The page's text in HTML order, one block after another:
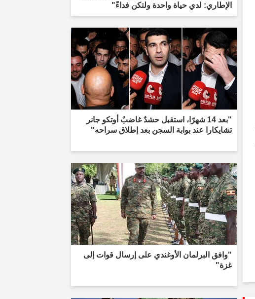
الإطاري: لدي حياة واحدة ولتكن فداءً"
"بعد 14 شهرًا، استقبل حشدٌ غاضبٌ أوتكو جانر
تشايكارا عند بوابة السجن بعد إطلاق سراحه"
"وافق البرلمان الأوغندي على إرسال قوات إلى
غزة"